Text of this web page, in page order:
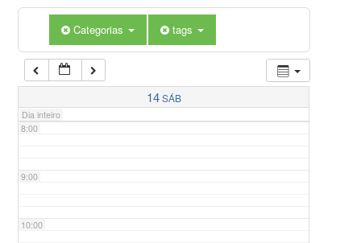
Categorias tags
14SÁB
Dia inteiro
7:00
8:00
9:00
10:00